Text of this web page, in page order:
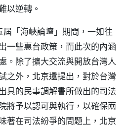
以逆轉。
「海峽論壇」期間，一如往
一些惠台政策，而此次的內涵
。除了擴大交流與開放台灣人
之外，北京還提出，對於台灣
具的民事調解書所做出的司法
將予以認可與執行，以確保兩
著在司法紛爭的問題上，北京